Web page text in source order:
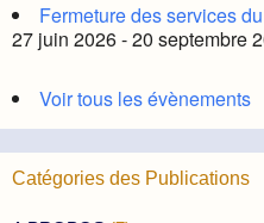
Fermeture des services
27 juin 2026 - 20 septembre
Voir tous les évènements
Catégories des Publications